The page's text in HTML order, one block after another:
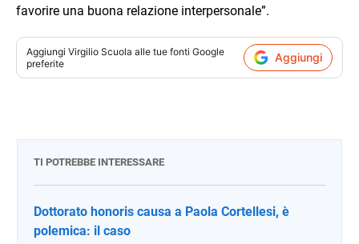
favorire una buona relazione interpersonale”.
Aggiungi Virgilio Scuola alle tue fonti Google
preferite
Aggiungi
TI POTREBBE INTERESSARE
Dottorato honoris causa a Paola Cortellesi, è
polemica: il caso